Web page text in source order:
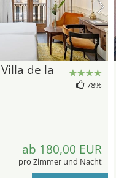
de la
78%
ab 180,00 EUR
pro Zimmer und Nacht